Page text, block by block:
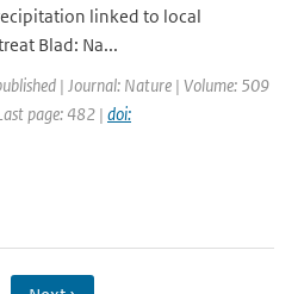
linked to local
Blad: Na...
| Journal: Nature | Volume: 509
page: 482 | doi: